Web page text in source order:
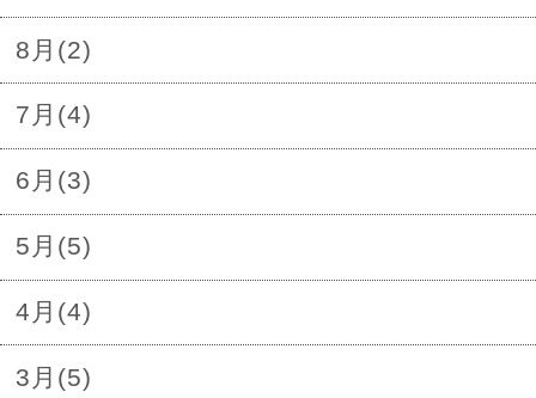
8月(2)
7月(4)
6月(3)
5月(5)
4月(4)
3月(5)